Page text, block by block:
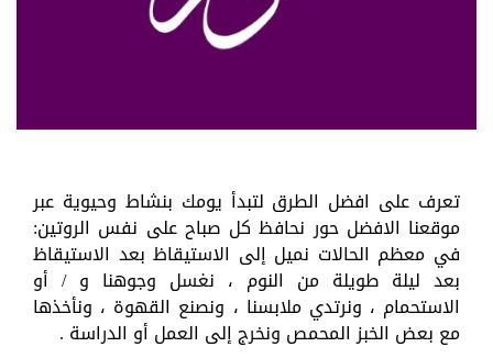
تعرف على افضل الطرق لتبدأ يومك بنشاط وحيوية عبر
موقعنا الافضل حور نحافظ كل صباح على نفس الروتين:
في معظم الحالات نميل إلى الاستيقاظ بعد الاستيقاظ
بعد ليلة طويلة من النوم ، نغسل وجوهنا و / أو
الاستحمام ، ونرتدي ملابسنا ، ونصنع القهوة ، ونأخذها
مع بعض الخبز المحمص ونخرج إلى العمل أو الدراسة .